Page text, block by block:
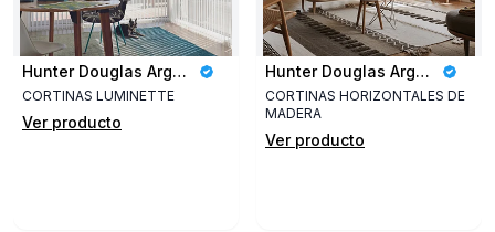
Hunter Douglas Argentina
CORTINAS LUMINETTE
Ver producto
Hunter Douglas Argentina
CORTINAS HORIZONTALES DE
MADERA
Ver producto